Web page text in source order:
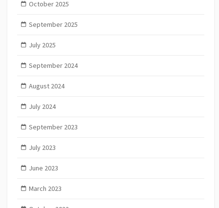
October 2025
September 2025
July 2025
September 2024
August 2024
July 2024
September 2023
July 2023
June 2023
March 2023